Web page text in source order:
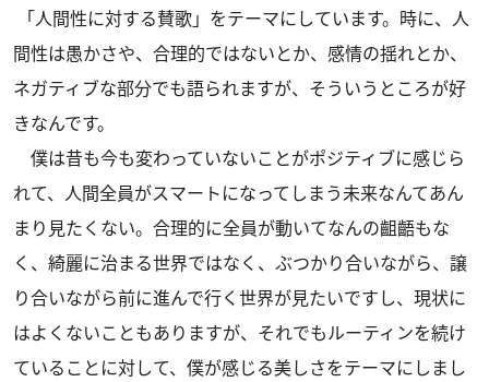
「人間性に対する賛歌」をテーマにしています。時に、人
間性は愚かさや、合理的ではないとか、感情の揺れとか、
ネガティブな部分でも語られますが、そういうところが好
きなんです。
僕は昔も今も変わっていないことがポジティブに感じら
れて、人間全員がスマートになってしまう未来なんてあん
まり見たくない。合理的に全員が動いてなんの齟齬もな
く、綺麗に治まる世界ではなく、ぶつかり合いながら、譲
り合いながら前に進んで行く世界が見たいですし、現状に
はよくないこともありますが、それでもルーティンを続け
ていることに対して、僕が感じる美しさをテーマにしまし